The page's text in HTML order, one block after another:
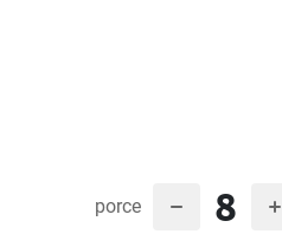
porce 8